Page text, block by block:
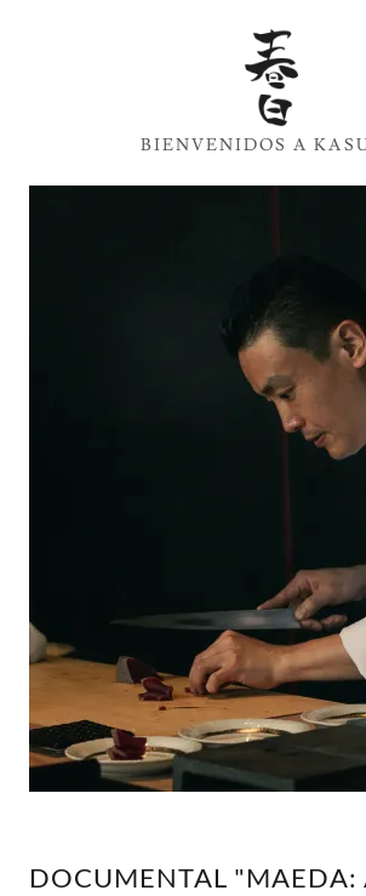
BIENVENIDOS A
DOCUMENTAL "MAEDA: